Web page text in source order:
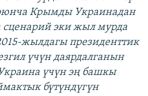
Крымды Украинадан
эки жыл мурда
жылдагы президенттик
үчүн даярдалганын
үчүн эң башкы
бүтүндүгүн